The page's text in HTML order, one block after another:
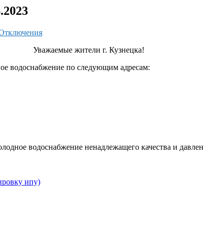
Уважаемые жители г. Кузнецка!
водоснабжение по следующим адресам:
водоснабжение ненадлежащего качества и
ипу)